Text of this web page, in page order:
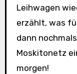
Leihwagen
erzählt, was
dann
Moskitonetz
morgen!